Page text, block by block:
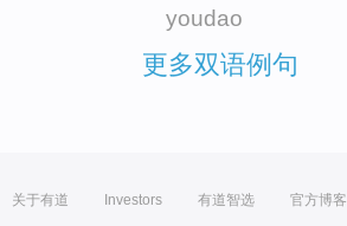
youdao
更多双语例句
关于有道 Investors 有道智选 官方博客